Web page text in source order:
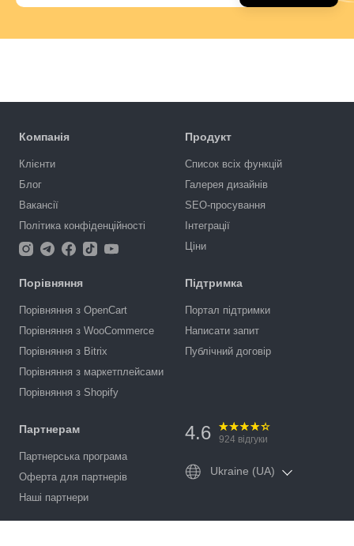
Компанія
Клієнти
Блог
Вакансії
Політика конфіденційності
Продукт
Список всіх функцій
Галерея дизайнів
SEO-просування
Інтеграції
Ціни
Порівняння
Порівняння з OpenCart
Порівняння з WooCommerce
Порівняння з Bitrix
Порівняння з маркетплейсами
Порівняння з Shopify
Підтримка
Портал підтримки
Написати запит
Публічний договір
Партнерам
Партнерська програма
Оферта для партнерів
Наші партнери
4.6 924 відгуки
Ukraine (UA)